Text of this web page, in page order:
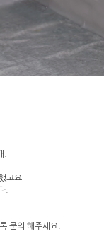
.
고요
.
문의 해주세요.